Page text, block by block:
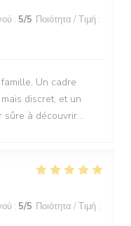
: 5/5 Ποιότητα / Τιμή :
Un cadre
discret, et un
à découvrir...
: 5/5 Ποιότητα / Τιμή :